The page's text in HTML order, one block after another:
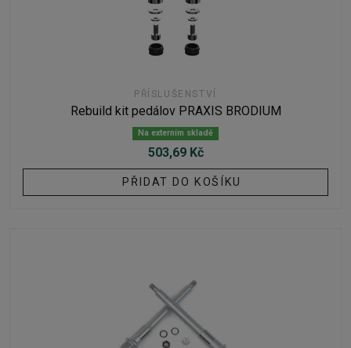
PŘÍSLUŠENSTVÍ
Rebuild kit pedálov PRAXIS BRODIUM
Na externím skladě
503,69 Kč
PŘIDAT DO KOŠÍKU